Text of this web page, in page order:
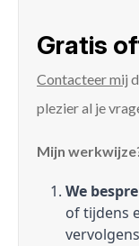
Gratis
Contacteer mij
plezier al je
Mijn
We
of tijdens